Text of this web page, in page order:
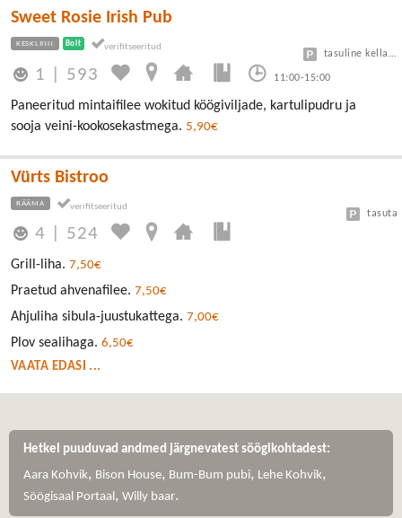
Sweet Rosie Irish Pub
KESKLINN Bolt
1 593 11:00-15:00
tasuline kellaga 1 tund tasuta
Paneeritud mintaifilee wokitud köögiviljade, kartulipudru ja
sooja veini-kookosekastmega. 5,90€
Vürts Bistroo
RÄÄMA
4 524
tasuta
Grill-liha. 7,50€
Praetud ahvenafilee. 7,50€
Ahjuliha sibula-juustukattega. 7,00€
Plov sealihaga. 6,50€
VAATA EDASI ...
Hetkel puuduvad andmed järgnevatest söögikohtadest:
Aara Kohvik, Bison House, Bum-Bum pubi, Lehe Kohvik,
Söögisaal Portaal , Willy baar.